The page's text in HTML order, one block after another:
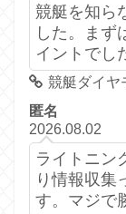
競艇を知ら
した。まず
イントでし
競艇ダイヤ
匿名
2026.08.02
ライトニン
り情報収集
す。マジで